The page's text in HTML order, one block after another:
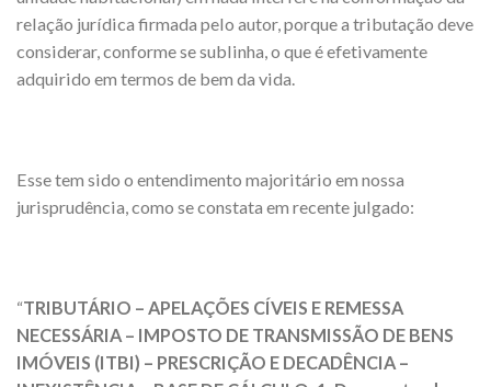
relação jurídica firmada pelo autor, porque a tributação deve
considerar, conforme se sublinha, o que é efetivamente
adquirido em termos de bem da vida.
Esse tem sido o entendimento majoritário em nossa
jurisprudência, como se constata em recente julgado:
“TRIBUTÁRIO – APELAÇÕES CÍVEIS E REMESSA
NECESSÁRIA – IMPOSTO DE TRANSMISSÃO DE BENS
IMÓVEIS (ITBI) – PRESCRIÇÃO E DECADÊNCIA –